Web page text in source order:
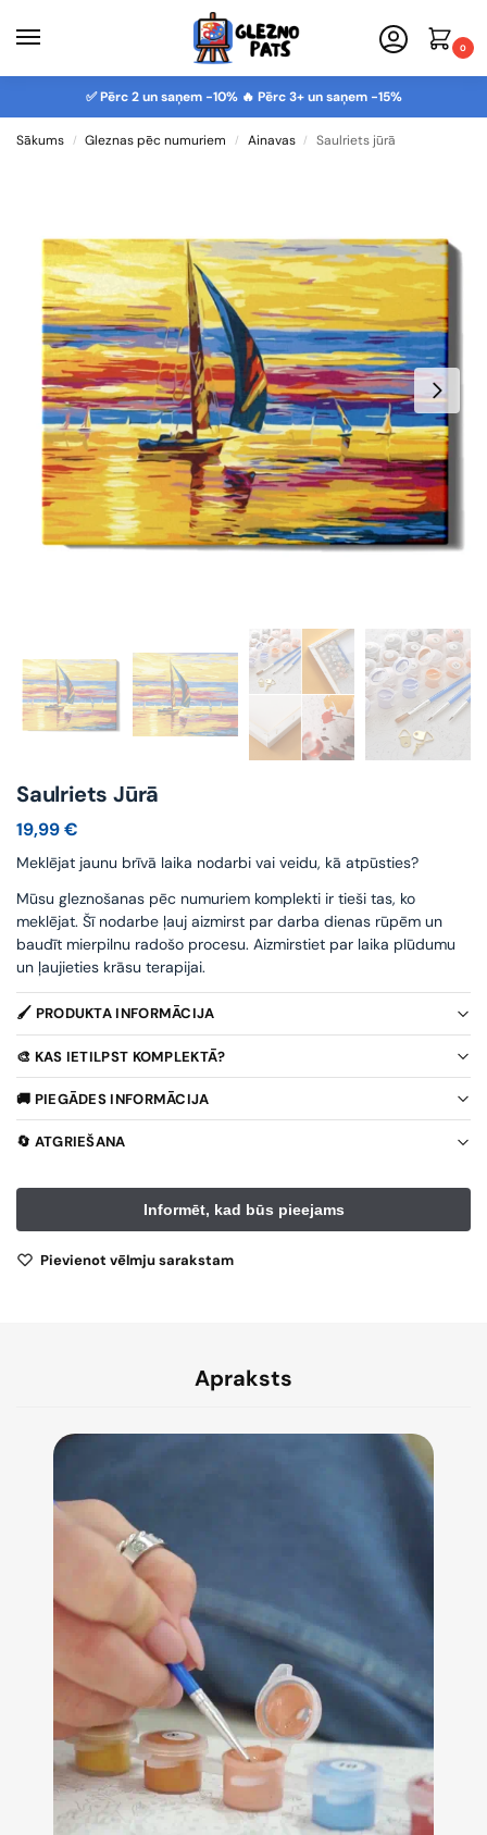
0
✅ Pērc 2 un saņem -10% 🔥 Pērc 3+ un saņem -15%
Sākums / Gleznas pēc numuriem / Ainavas / Saulriets jūrā
Saulriets Jūrā
19,99€
Meklējat jaunu brīvā laika nodarbi vai veidu, kā atpūsties?
Mūsu gleznošanas pēc numuriem komplekti ir tieši tas, ko
meklējat. Šī nodarbe ļauj aizmirst par darba dienas rūpēm un
baudīt mierpilnu radošo procesu. Aizmirstiet par laika plūdumu
un ļaujieties krāsu terapijai.
🖌️ PRODUKTA INFORMĀCIJA
🎨 KAS IETILPST KOMPLEKTĀ?
🚚 PIEGĀDES INFORMĀCIJA
🔄 ATGRIEŠANA
Pievienot vēlmju sarakstam
Apraksts